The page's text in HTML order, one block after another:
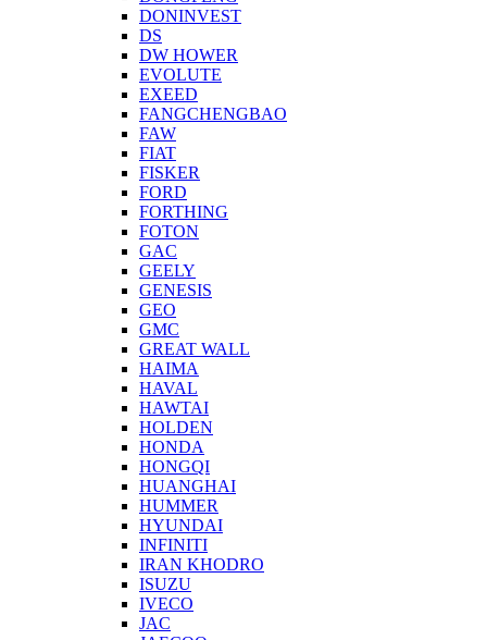
DONINVEST
DS
DW HOWER
EVOLUTE
EXEED
FANGCHENGBAO
FAW
FIAT
FISKER
FORD
FORTHING
FOTON
GAC
GEELY
GENESIS
GEO
GMC
GREAT WALL
HAIMA
HAVAL
HAWTAI
HOLDEN
HONDA
HONGQI
HUANGHAI
HUMMER
HYUNDAI
INFINITI
IRAN KHODRO
ISUZU
IVECO
JAC